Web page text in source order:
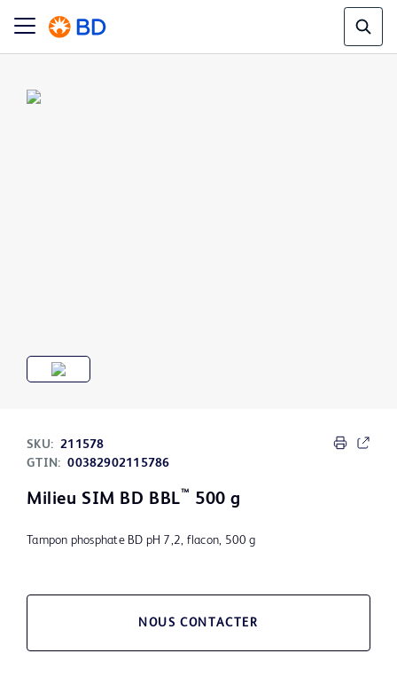
SKU: 211578
GTIN: 00382902115786
Milieu SIM BD BBL™ 500 g
Tampon phosphate BD pH 7,2, flacon, 500 g
NOUS CONTACTER